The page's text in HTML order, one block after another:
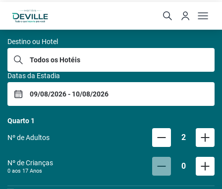
REDE DE HOTEIS
Destino ou Hotel
Datas da Estadia
Quarto 1
Nº de Adultos 2
Nº de Crianças
0 aos 17 Anos 0